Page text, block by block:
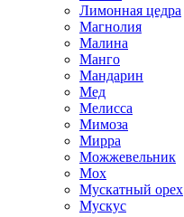
Лимонная цедра
Магнолия
Малина
Манго
Мандарин
Мед
Мелисса
Мимоза
Мирра
Можжевельник
Мох
Мускатный орех
Мускус